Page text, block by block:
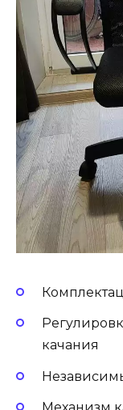
качания
Механизм